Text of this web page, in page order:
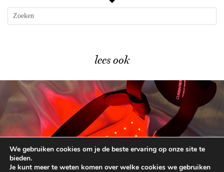
lees ook
Dit is HET moment …
We gebruiken cookies om je de beste ervaring op onze site te
bieden.
Je kunt meer te weten komen over welke cookies we gebruiken